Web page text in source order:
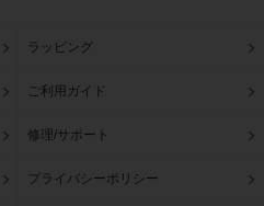
ラッピング
ご利用ガイド
修理/サポート
プライバシーポリシー